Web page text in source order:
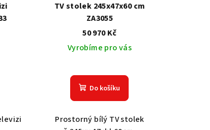
TV stolek 245x47x60 cm
ZA3055
50 970 Kč
Vyrobíme pro vás
Do košíku
Prostorný bílý TV stolek